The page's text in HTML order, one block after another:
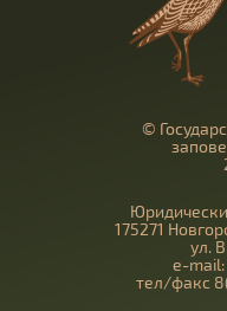
©
175271
ул.
e-mail:
тел/факс